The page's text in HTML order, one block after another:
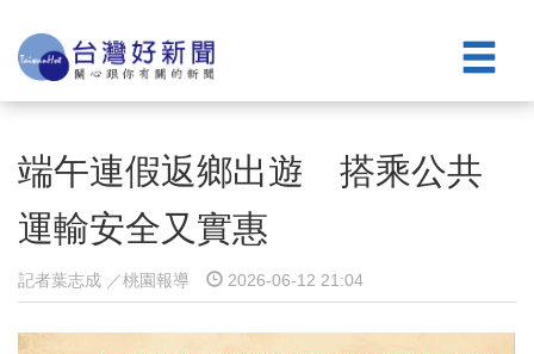
端午連假返鄉出遊 搭乘公共
運輸安全又實惠
記者葉志成 ／桃園報導 2026-06-12 21:04